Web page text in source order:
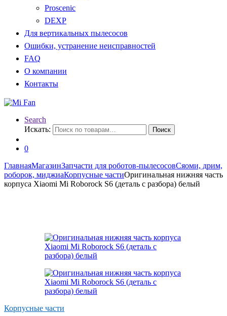
Proscenic
DEXP
Для вертикальных пылесосов
Ошибки, устранение неисправностей
FAQ
О компании
Контакты
Search
Искать:
Поиск
0
ГлавнаяМагазинЗапчасти для роботов-пылесосовСяоми, дрим,
роборок, миджиаКорпусные частиОригинальная нижняя часть
корпуса Xiaomi Mi Roborock S6 (деталь с разбора) белый
Корпусные части